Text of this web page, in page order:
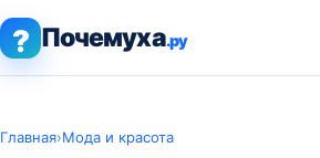
? Почемуха.ру
Главная›Мода и красота